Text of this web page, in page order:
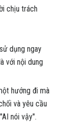
chịu trách
dụng ngay
với nội dung
hướng đi mà
và yêu cầu
nói vậy".